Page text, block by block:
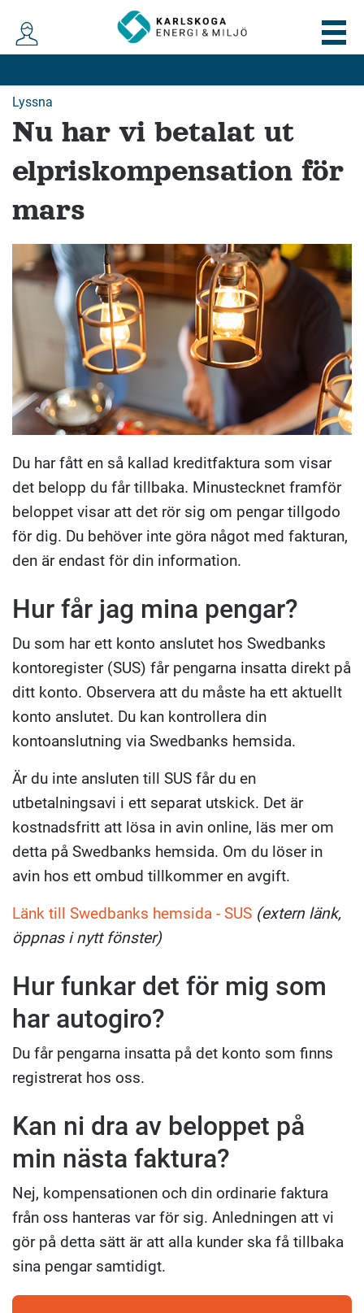
Lyssna
Nu har vi betalat ut
elpriskompensation för
mars
Du har fått en så kallad kreditfaktura som visar
det belopp du får tillbaka. Minustecknet framför
beloppet visar att det rör sig om pengar tillgodo
för dig. Du behöver inte göra något med fakturan,
den är endast för din information.
Hur får jag mina pengar?
Du som har ett konto anslutet hos Swedbanks
kontoregister (SUS) får pengarna insatta direkt på
ditt konto. Observera att du måste ha ett aktuellt
konto anslutet. Du kan kontrollera din
kontoanslutning via Swedbanks hemsida.
Är du inte ansluten till SUS får du en
utbetalningsavi i ett separat utskick. Det är
kostnadsfritt att lösa in avin online, läs mer om
detta på Swedbanks hemsida. Om du löser in
avin hos ett ombud tillkommer en avgift.
Länk till Swedbanks hemsida - SUS (extern länk,
öppnas i nytt fönster)
Hur funkar det för mig som
har autogiro?
Du får pengarna insatta på det konto som finns
registrerat hos oss.
Kan ni dra av beloppet på
min nästa faktura?
Nej, kompensationen och din ordinarie faktura
från oss hanteras var för sig. Anledningen att vi
gör på detta sätt är att alla kunder ska få tillbaka
sina pengar samtidigt.